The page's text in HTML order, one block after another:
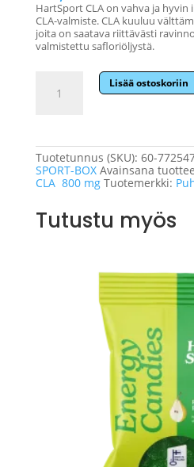
HartSport CLA on vahva ja
CLA-valmiste. CLA kuuluu
joita on saatava riittävästi
valmistettu safloriöljystä.
Sport
Vahva
-
6
kpl:n
pakkaus.
Lisää ostoskoriin
Tuotetunnus (SKU): 60-
SPORT-BOX Avainsana
CLA 800 mg Tuotemerkki:
Tutustu myös